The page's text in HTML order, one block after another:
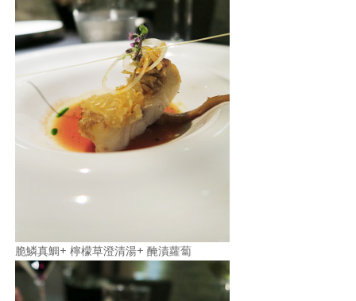
脆鱗真鯛+ 檸檬草澄清湯+ 醃漬蘿蔔